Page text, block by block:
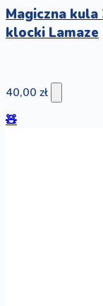
Magiczna kula
klocki Lamaze
40,00 zł
🧸